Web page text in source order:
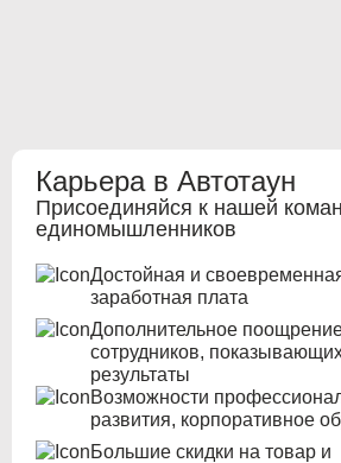
Карьера в Автотаун
Присоединяйся к нашей
единомышленников
Достойная и
заработная плата
Дополнительное
сотрудников,
результаты
Возможности
развития, корпоративное
Большие скидки на товар и